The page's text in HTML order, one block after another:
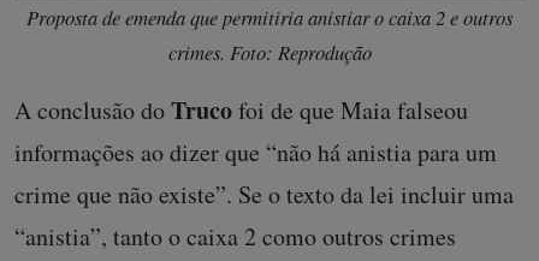
Proposta de emenda que permitiria anistiar o caixa 2 e outros
crimes. Foto: Reprodução
A conclusão doTrucofoi de que Maia falseou
informações ao dizer que “não há anistia para um
crime que não existe”. Se o texto da lei incluir uma
“anistia”, tanto o caixa 2 como outros crimes